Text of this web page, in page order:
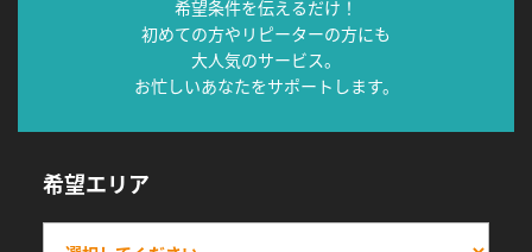
希望条件を伝えるだけ！
初めての方やリピーターの方にも
大人気のサービス。
お忙しいあなたをサポートします。
希望エリア